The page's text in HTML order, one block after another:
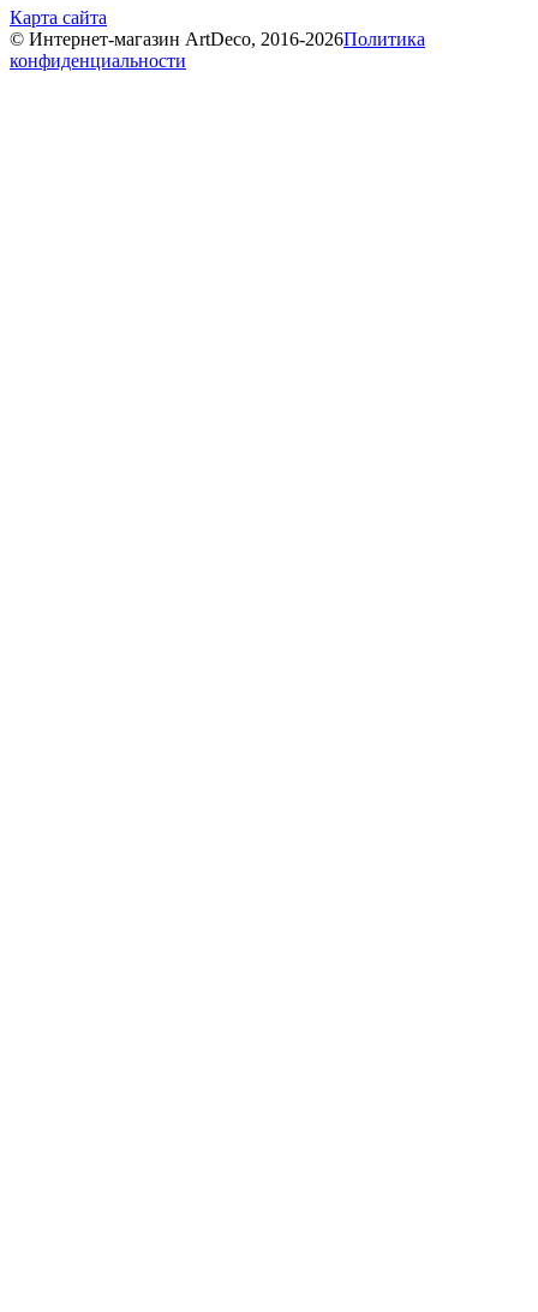
Карта сайта
© Интернет-магазин ArtDeco, 2016-2026Политика
конфиденциальности